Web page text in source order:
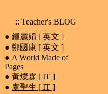
:: Teacher's BLOG
● 鍾麗娟 [ 英文 ]
● 鄭國康 [ 英文 ]
● A World Made of
Pages
● 黃燦霖 [ IT ]
● 盧聖生 [ IT ]